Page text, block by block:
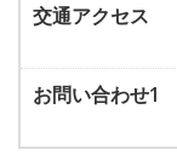
交通アクセス
お問い合わせ1